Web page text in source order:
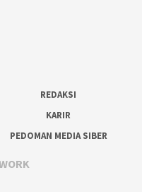
REDAKSI
KARIR
PEDOMAN MEDIA SIBER